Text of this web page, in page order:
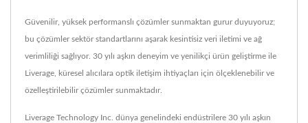
Güvenilir, yüksek performanslı çözümler sunmaktan gurur duyuyoruz;
bu çözümler sektör standartlarını aşarak kesintisiz veri iletimi ve ağ
verimliliği sağlıyor. 30 yılı aşkın deneyim ve yenilikçi ürün geliştirme ile
Liverage, küresel alıcılara optik iletişim ihtiyaçları için ölçeklenebilir ve
özelleştirilebilir çözümler sunmaktadır.
Liverage Technology Inc. dünya genelindeki endüstrilere 30 yılı aşkın